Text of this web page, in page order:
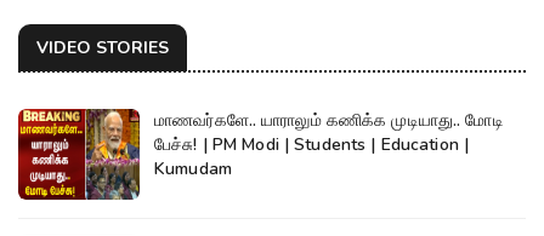
VIDEO STORIES
மாணவர்களே.. யாராலும் கணிக்க முடியாது.. மோடி
பேச்சு! | PM Modi | Students | Education |
Kumudam